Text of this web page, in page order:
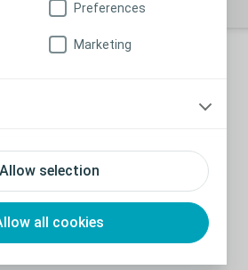
Allow selection
all cookies
Preferences
Marketing
for
Websiden